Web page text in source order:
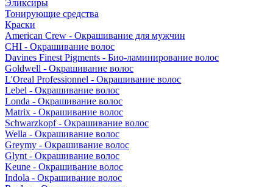
Эликсиры
Тонирующие средства
Краски
American Crew - Окрашивание для мужчин
CHI - Окрашивание волос
Davines Finest Pigments - Био-ламинирование волос
Goldwell - Окрашивание волос
L'Oreal Professionnel - Окрашивание волос
Lebel - Окрашивание волос
Londa - Окрашивание волос
Matrix - Окрашивание волос
Schwarzkopf - Окрашивание волос
Wella - Окрашивание волос
Greymy - Окрашивание волос
Glynt - Окрашивание волос
Keune - Окрашивание волос
Indola - Окрашивание волос